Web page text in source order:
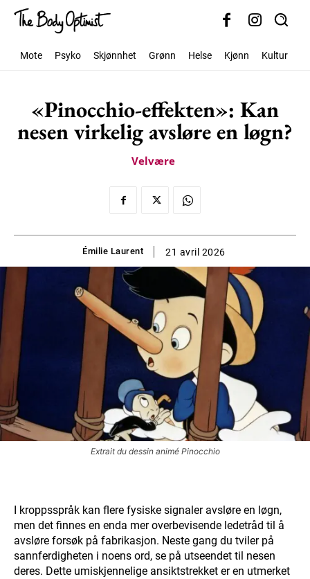
Mote Psyko Skjønnhet Grønn Helse Kjønn Kultur
«Pinocchio-effekten»: Kan
nesen virkelig avsløre en løgn?
Velvære
Émilie Laurent 21 avril 2026
Extrait du dessin animé Pinocchio
I kroppsspråk kan flere fysiske signaler avsløre en løgn,
men det finnes en enda mer overbevisende ledetråd til å
avsløre forsøk på fabrikasjon. Neste gang du tviler på
sannferdigheten i noens ord, se på utseendet til nesen
deres. Dette umiskjennelige ansiktstrekket er en utmerket